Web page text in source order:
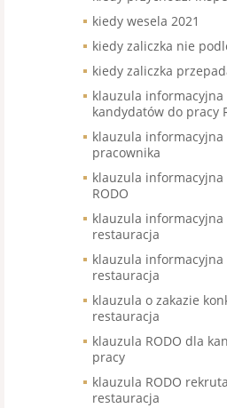
kiedy wesela 2021
kiedy zaliczka nie
kiedy zaliczka
klauzula informacyjna
kandydatów do pracy
klauzula
pracownika
klauzula
RODO
klauzula informacyjna
restauracja
klauzula informacyjna
restauracja
klauzula o zakazie
restauracja
klauzula RODO dla
pracy
klauzula RODO
restauracja